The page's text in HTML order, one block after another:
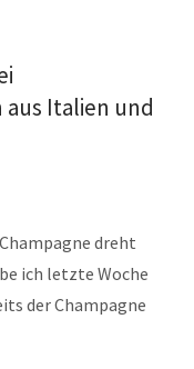
Italien und
dreht
ich letzte Woche
der Champagne